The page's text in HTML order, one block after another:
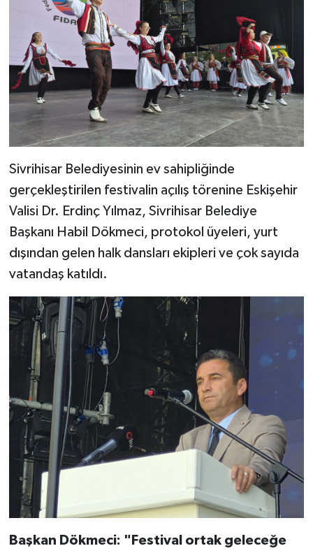
Sivrihisar Belediyesinin ev sahipliğinde
gerçekleştirilen festivalin açılış törenine Eskişehir
Valisi Dr. Erdinç Yılmaz, Sivrihisar Belediye
Başkanı Habil Dökmeci, protokol üyeleri, yurt
dışından gelen halk dansları ekipleri ve çok sayıda
vatandaş katıldı.
Başkan Dökmeci: "Festival ortak geleceğe